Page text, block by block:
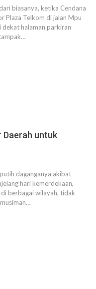
biasanya, ketika Cendana
Plaza Telkom di jalan Mpu
dekat halaman parkiran
Daerah untuk
daganganya akibat
hari kemerdekaan,
berbagai wilayah, tidak